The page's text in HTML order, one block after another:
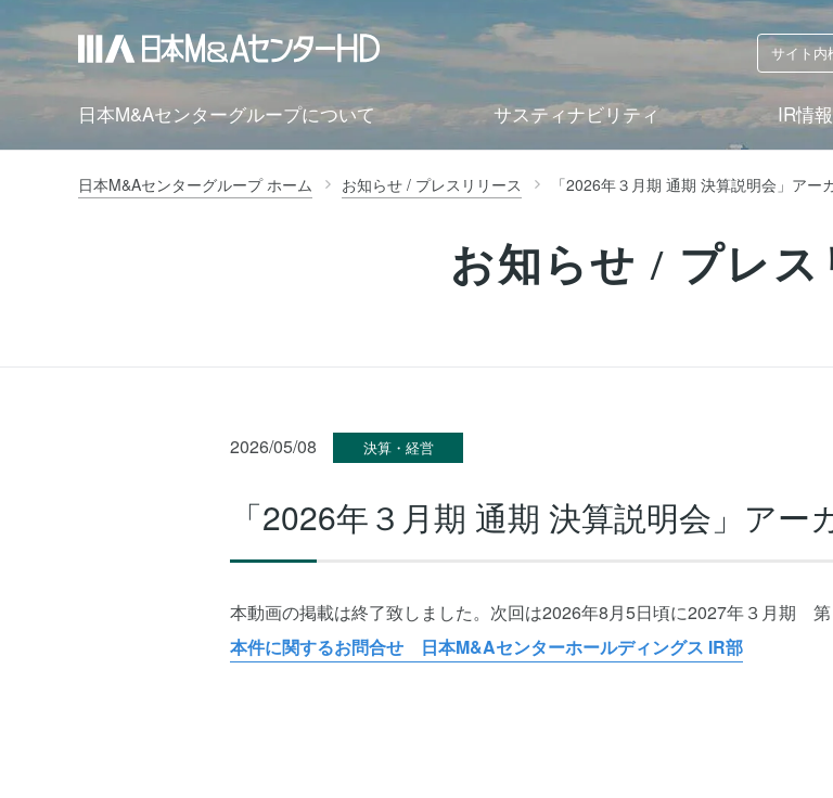
日本M&Aセンターグループについて サスティナビリティ IR情報
日本M&Aセンターグループ ホーム お知らせ / プレスリリース 「2026年３月期 通期 決算説明会」アー
お知らせ / プレス
2026/05/08 決算・経営
「2026年３月期 通期 決算説明会」ア
本動画の掲載は終了致しました。次回は2026年8月5日頃に2027年３月期 第
本件に関するお問合せ 日本M&Aセンターホールディングス IR部